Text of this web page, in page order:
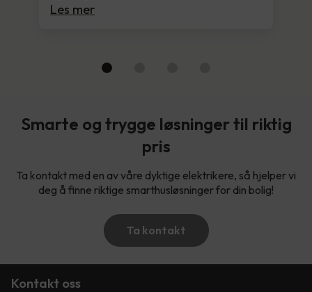
Les mer
Smarte og trygge løsninger til riktig
pris
Ta kontakt med en av våre dyktige elektrikere, så hjelper vi
deg å finne riktige smarthusløsninger for din bolig!
Ta kontakt
Kontakt oss